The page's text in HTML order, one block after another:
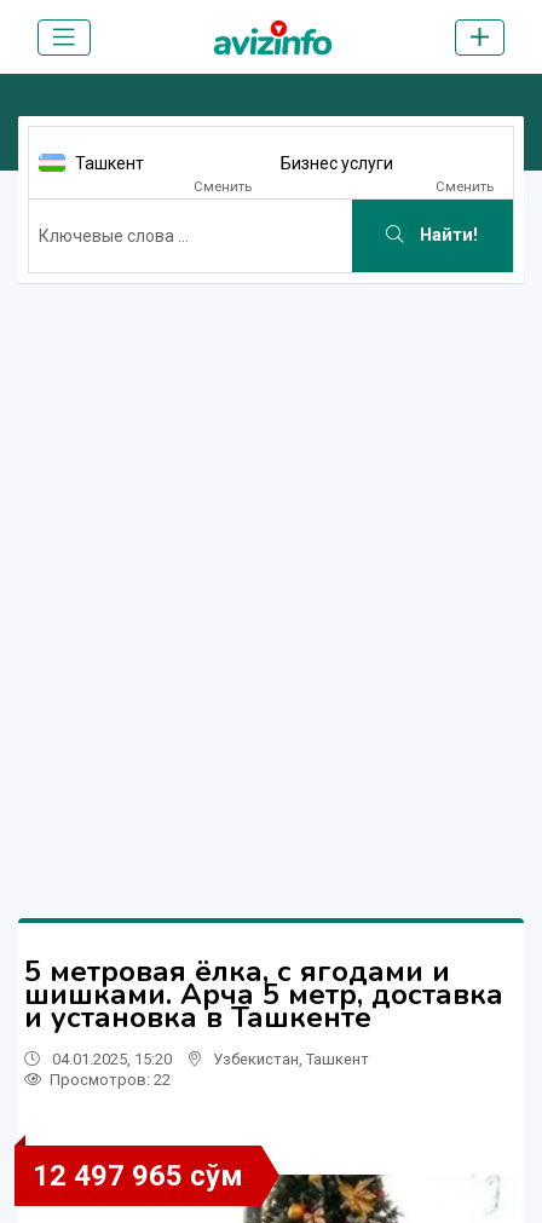
Ташкент
Сменить
Бизнес услуги
Сменить
Найти!
5 метровая ёлка, с ягодами и
шишками. Арча 5 метр, доставка
и установка в Ташкенте
04.01.2025, 15:20 Узбекистан Ташкент
Просмотров: 22
12 497 965 сўм